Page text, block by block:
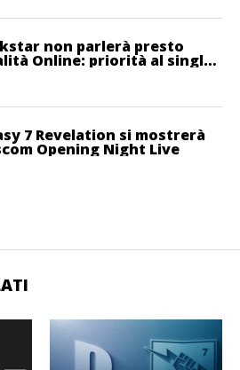
non parlerà presto
Online: priorità al single-
7 Revelation si mostrerà
Opening Night Live